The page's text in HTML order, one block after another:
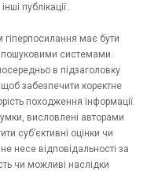
публікації.
гіперпосилання має бути
пошуковими системами.
в підзаголовку
забезпечити коректне
походження інформації.
висловлені авторами
суб’єктивні оцінки чи
несе відповідальності за
чи можливі наслідки